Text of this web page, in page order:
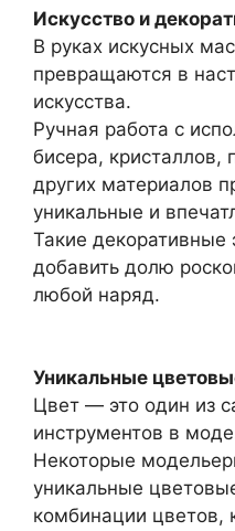
Искусство и
В руках искусных
превращаются в
искусства.
Ручная работа с
бисера, кристаллов,
других материалов
уникальные и
Такие декоративные
добавить долю
любой наряд.
Уникальные
Цвет — это один из
инструментов в
Некоторые
уникальные
комбинации цветов,